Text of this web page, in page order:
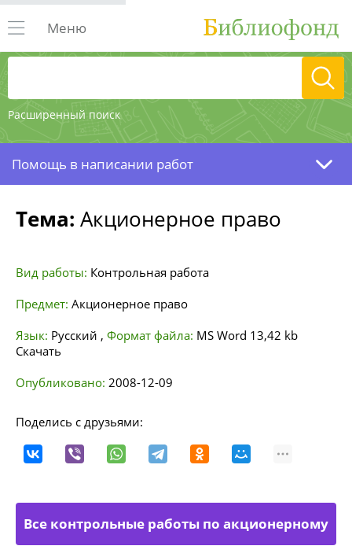
Расширенный поиск
Меню
Помощь в написании работ
Тема: Акционерное право
Вид работы: Контрольная работа
Предмет: Акционерное право
Язык: Русский , Формат файла: MS Word 13,42 kb
Скачать
Опубликовано: 2008-12-09
Поделись с друзьями:
Все контрольные работы по акционерному